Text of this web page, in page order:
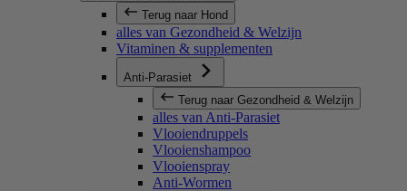
Terug naar Hond
alles van Gezondheid & Welzijn
Vitaminen & supplementen
Anti-Parasiet
Terug naar Gezondheid & Welzijn
alles van Anti-Parasiet
Vlooiendruppels
Vlooienshampoo
Vlooienspray
Anti-Wormen